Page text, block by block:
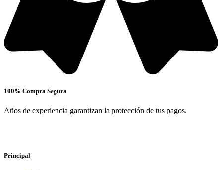
100% Compra Segura
Años de experiencia garantizan la protección de tus pagos.
Principal